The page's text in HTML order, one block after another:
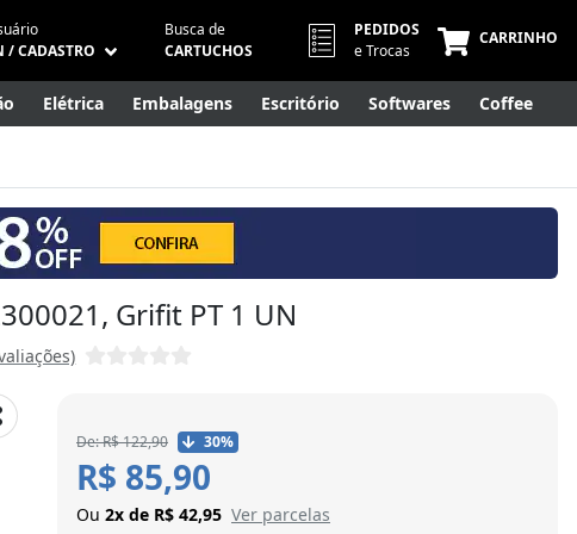
/ CADASTRO
Busca de
CARTUCHOS
PEDIDOS
e Trocas
CARRINHO
Elétrica Embalagens Escritório Softwares Coffee
Grifit PT 1 UN
De: R$ 122,90 30%
R$ 85,90
Ou 2x de R$ 42,95 Ver parcelas